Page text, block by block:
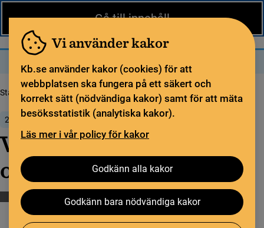
Gå till innehåll
Vi använder kakor
Kb.se använder kakor (cookies) för att
webbplatsen ska fungera på ett säkert och
korrekt sätt (nödvändiga kakor) samt för att mäta
besöksstatistik (analytiska kakor).
Läs mer i vår policy för kakor
Godkänn alla kakor
Godkänn bara nödvändiga kakor
Startsida Nytt från KB Välkommen till dialog om biblioteksplaner!
26 mars 2026
Välkommen till dialog
om biblioteksplaner!
BiblioteksplanerBibliotekssamverkanBiblioteksutveckling
KB:s uppdrag